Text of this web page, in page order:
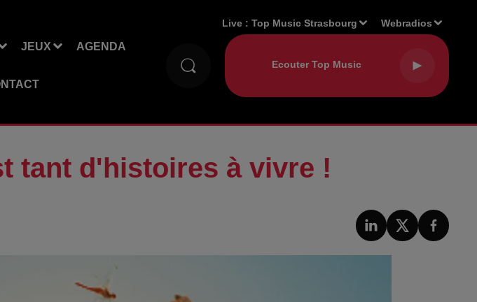
JEUX AGENDA
Live :Top Music Strasbourg Webradios
tant d'histoires à vivre !